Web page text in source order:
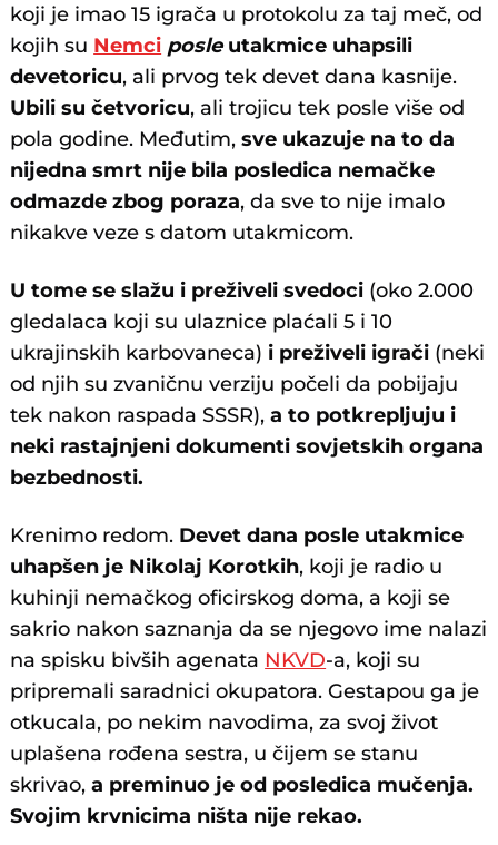
koji je imao 15 igrača u protokolu za taj meč, od
kojih su Nemci posleutakmice uhapsili
devetoricu, ali prvog tek devet dana kasnije.
Ubili su četvoricu, ali trojicu tek posle više od
pola godine. Međutim,sve ukazuje na to da
nijedna smrt nije bila posledica nemačke
odmazde zbog poraza, da sve to nije imalo
nikakve veze s datom utakmicom.
U tome se slažu i preživeli svedoci (oko 2.000
gledalaca koji su ulaznice plaćali 5 i 10
ukrajinskih karbovaneca) i preživeli igrači (neki
od njih su zvaničnu verziju počeli da pobijaju
tek nakon raspada SSSR),a to potkrepljuju i
neki rastajnjeni dokumenti sovjetskih organa
bezbednosti.
Krenimo redom. Devet dana posle utakmice
uhapšen je Nikolaj Korotkih, koji je radio u
kuhinji nemačkog oficirskog doma, a koji se
sakrio nakon saznanja da se njegovo ime nalazi
na spisku bivših agenata NKVD-a, koji su
pripremali saradnici okupatora. Gestapou ga je
otkucala, po nekim navodima, za svoj život
uplašena rođena sestra, u čijem se stanu
skrivao,a preminuo je od posledica mučenja.
Svojim krvnicima ništa nije rekao.